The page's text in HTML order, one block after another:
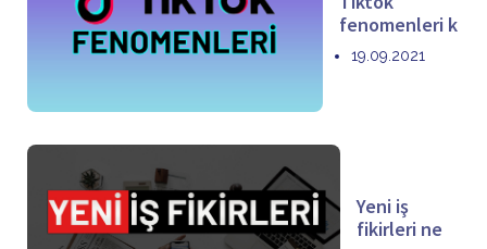
fenomenleri k
19.09.2021
Yeni iş
fikirleri ne